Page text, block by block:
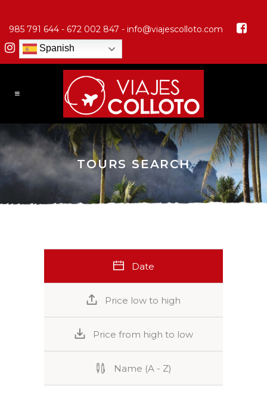
985 791 644 - 672 002 847 - info@viajescolloto.com
Spanish
TOURS SEARCH
Date
Price low to high
Price from high to low
Name (A - Z)